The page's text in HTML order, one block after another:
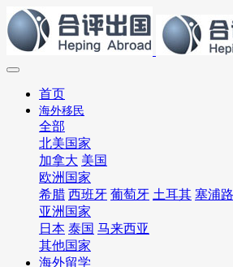
首页
海外移民
全部
北美国家
加拿大 美国
欧洲国家
希腊 西班牙 葡萄牙 土耳其 塞浦
亚洲国家
日本 泰国 马来西亚
其他国家
海外留学